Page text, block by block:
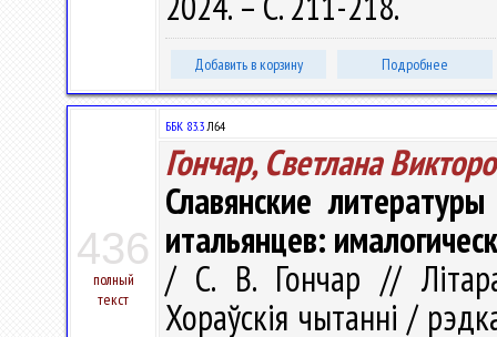
Добавить в корзину Подробнее
436
полный
текст
ББК 83.3Л64
Гончар, Светлана
Славянские
итальянцев:
/ С. В. Гончар //
Хораўскія чытанні /